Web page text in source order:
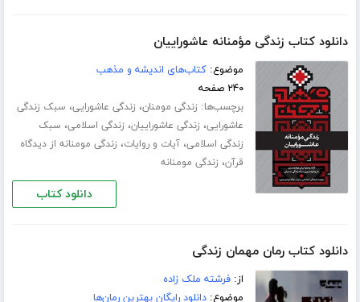
دانلود کتاب زندگی مؤمنانه عاشوراییان
موضوع:کتاب‌های اندیشه و مذهب
۲۴۰ صفحه
برچسب‌ها: زندگی مومنان، زندگی عاشورایی، سبک زندگی
عاشورایی، زندگی عاشوراییان، زندگی اسلامی، سبک
زندگی اسلامی،آیات و روایات، زندگی مومنانه از دیدگاه
قرآن، زندگی مومنانه
دانلود کتاب
دانلود کتاب رمان مهمان زندگی
از:فرشته ملک زاده
موضوع:دانلود رایگان بهترین رمان‌ها